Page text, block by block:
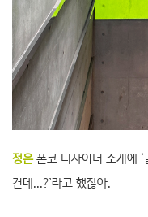
정은폰코 디자이너 소개에
건데...?’라고 했잖아.